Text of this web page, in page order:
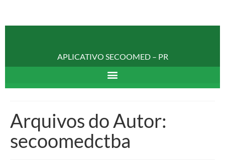
APLICATIVO SECOOMED – PR
Arquivos do Autor:
secoomedctba